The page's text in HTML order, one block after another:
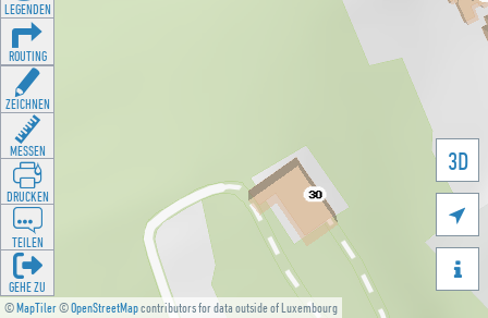
©MapTiler©OpenStreetMapcontributors for data outside of Luxembourg
3D


LEGENDEN
ROUTING
ZEICHNEN
MESSEN
DRUCKEN
TEILEN
GEHE ZU